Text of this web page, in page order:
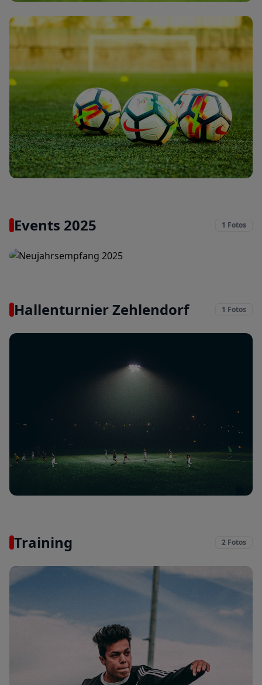
Derby gegen SC Tempelhof
11. Jan. 2025
Events 2025 1 Fotos
Hallenturnier Zehlendorf 1 Fotos
Training 2 Fotos